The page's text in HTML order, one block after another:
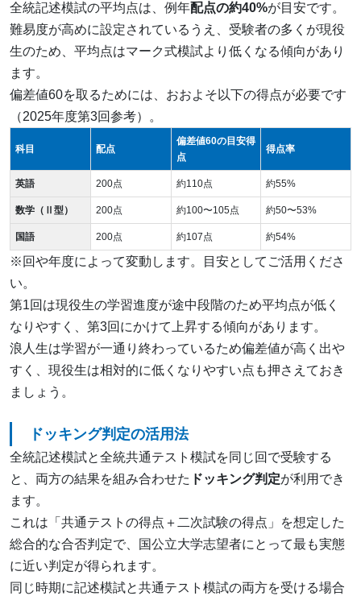
全統記述模試の平均点は、例年配点の約40%が目安です。
難易度が高めに設定されているうえ、受験者の多くが現役
生のため、平均点はマーク式模試より低くなる傾向があり
ます。
偏差値60を取るためには、おおよそ以下の得点が必要です
（2025年度第3回参考）。
科目 配点
偏差値60の目安得
点
得点率
英語 200点 約110点 約55%
数学（Ⅱ型） 200点 約100〜105点 約50〜53%
国語 200点 約107点 約54%
※回や年度によって変動します。目安としてご活用くださ
い。
第1回は現役生の学習進度が途中段階のため平均点が低く
なりやすく、第3回にかけて上昇する傾向があります。
浪人生は学習が一通り終わっているため偏差値が高く出や
すく、現役生は相対的に低くなりやすい点も押さえておき
ましょう。
ドッキング判定の活用法
全統記述模試と全統共通テスト模試を同じ回で受験する
と、両方の結果を組み合わせた ドッキング判定が利用でき
ます。
これは「共通テストの得点＋二次試験の得点」を想定した
総合的な合否判定で、国公立大学志望者にとって最も実態
に近い判定が得られます。
同じ時期に記述模試と共通テスト模試の両方を受ける場合